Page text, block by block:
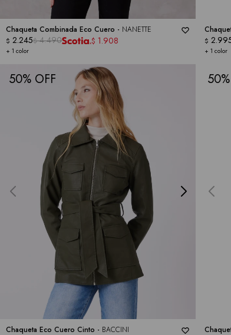
Chaqueta Combinada Eco Cuero - NANETTE
+ 1 color
$ 2.245$ 4.490 $ 1.908
+ 1 color
$
50
Chaqueta Eco Cuero Cinto - BACCINI
50